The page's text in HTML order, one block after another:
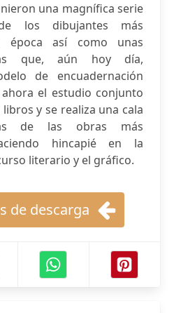
una magnífica serie
los dibujantes más
época así como unas
que, aún hoy día,
de encuadernación
el estudio conjunto
y se realiza una cala
de las obras más
hincapié en la
literario y el gráfico.
de descarga